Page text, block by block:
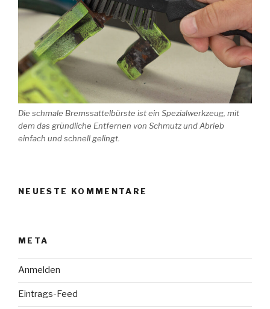
Die schmale Bremssattelbürste ist ein Spezialwerkzeug, mit
dem das gründliche Entfernen von Schmutz und Abrieb
einfach und schnell gelingt.
NEUESTE KOMMENTARE
META
Anmelden
Eintrags-Feed